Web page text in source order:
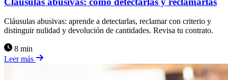
Cláusulas abusivas: aprende a detectarlas, reclamar con criterio y
distinguir nulidad y devolución de cantidades. Revisa tu contrato.
8 min
Leer más